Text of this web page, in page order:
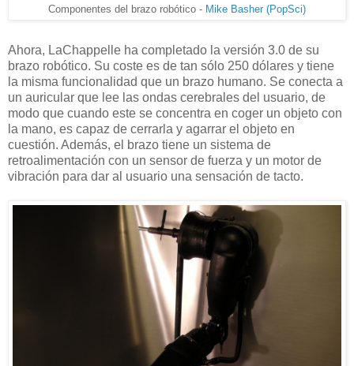
Componentes del brazo robótico - Mike Basher (PopSci)
Ahora, LaChappelle ha completado la versión 3.0 de su
brazo robótico. Su coste es de tan sólo 250 dólares y tiene
la misma funcionalidad que un brazo humano. Se conecta a
un auricular que lee las ondas cerebrales del usuario, de
modo que cuando este se concentra en coger un objeto con
la mano, es capaz de cerrarla y agarrar el objeto en
cuestión. Además, el brazo tiene un sistema de
retroalimentación con un sensor de fuerza y un motor de
vibración para dar al usuario una sensación de tacto.